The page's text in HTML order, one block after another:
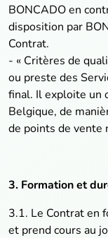
BONCADO en
disposition par
Contrat.
- « Critères de
ou preste des
final. Il exploite un
Belgique, de
de points de vente
3. Formation et
3.1. Le Contrat en
et prend cours au